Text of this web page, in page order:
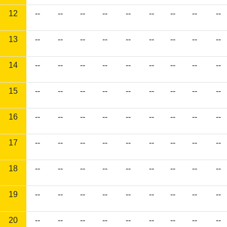
12 -- -- -- -- -- -- -- -- --
13 -- -- -- -- -- -- -- -- --
14 -- -- -- -- -- -- -- -- --
15 -- -- -- -- -- -- -- -- --
16 -- -- -- -- -- -- -- -- --
17 -- -- -- -- -- -- -- -- --
18 -- -- -- -- -- -- -- -- --
19 -- -- -- -- -- -- -- -- --
20 -- -- -- -- -- -- -- -- --